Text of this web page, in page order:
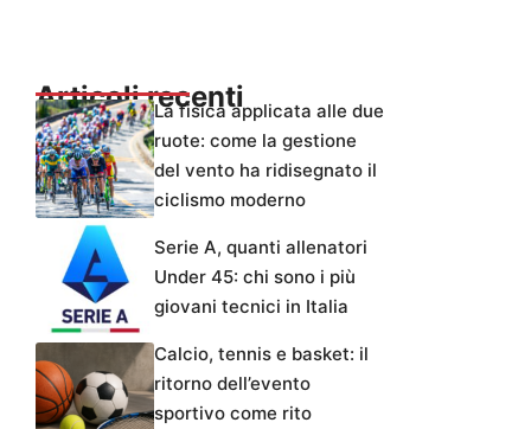
Articoli recentiLa fisica applicata alle due
ruote: come la gestione
del vento ha ridisegnato il
ciclismo moderno
Serie A, quanti allenatori
Under 45: chi sono i più
giovani tecnici in Italia
Calcio, tennis e basket: il
ritorno dell’evento
sportivo come rito